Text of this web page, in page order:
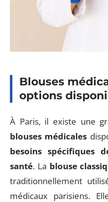
Blouses
options
À Paris, il existe une
blouses médicales
besoins spécifiques
santé. La blouse
traditionnellement
médicaux parisiens.